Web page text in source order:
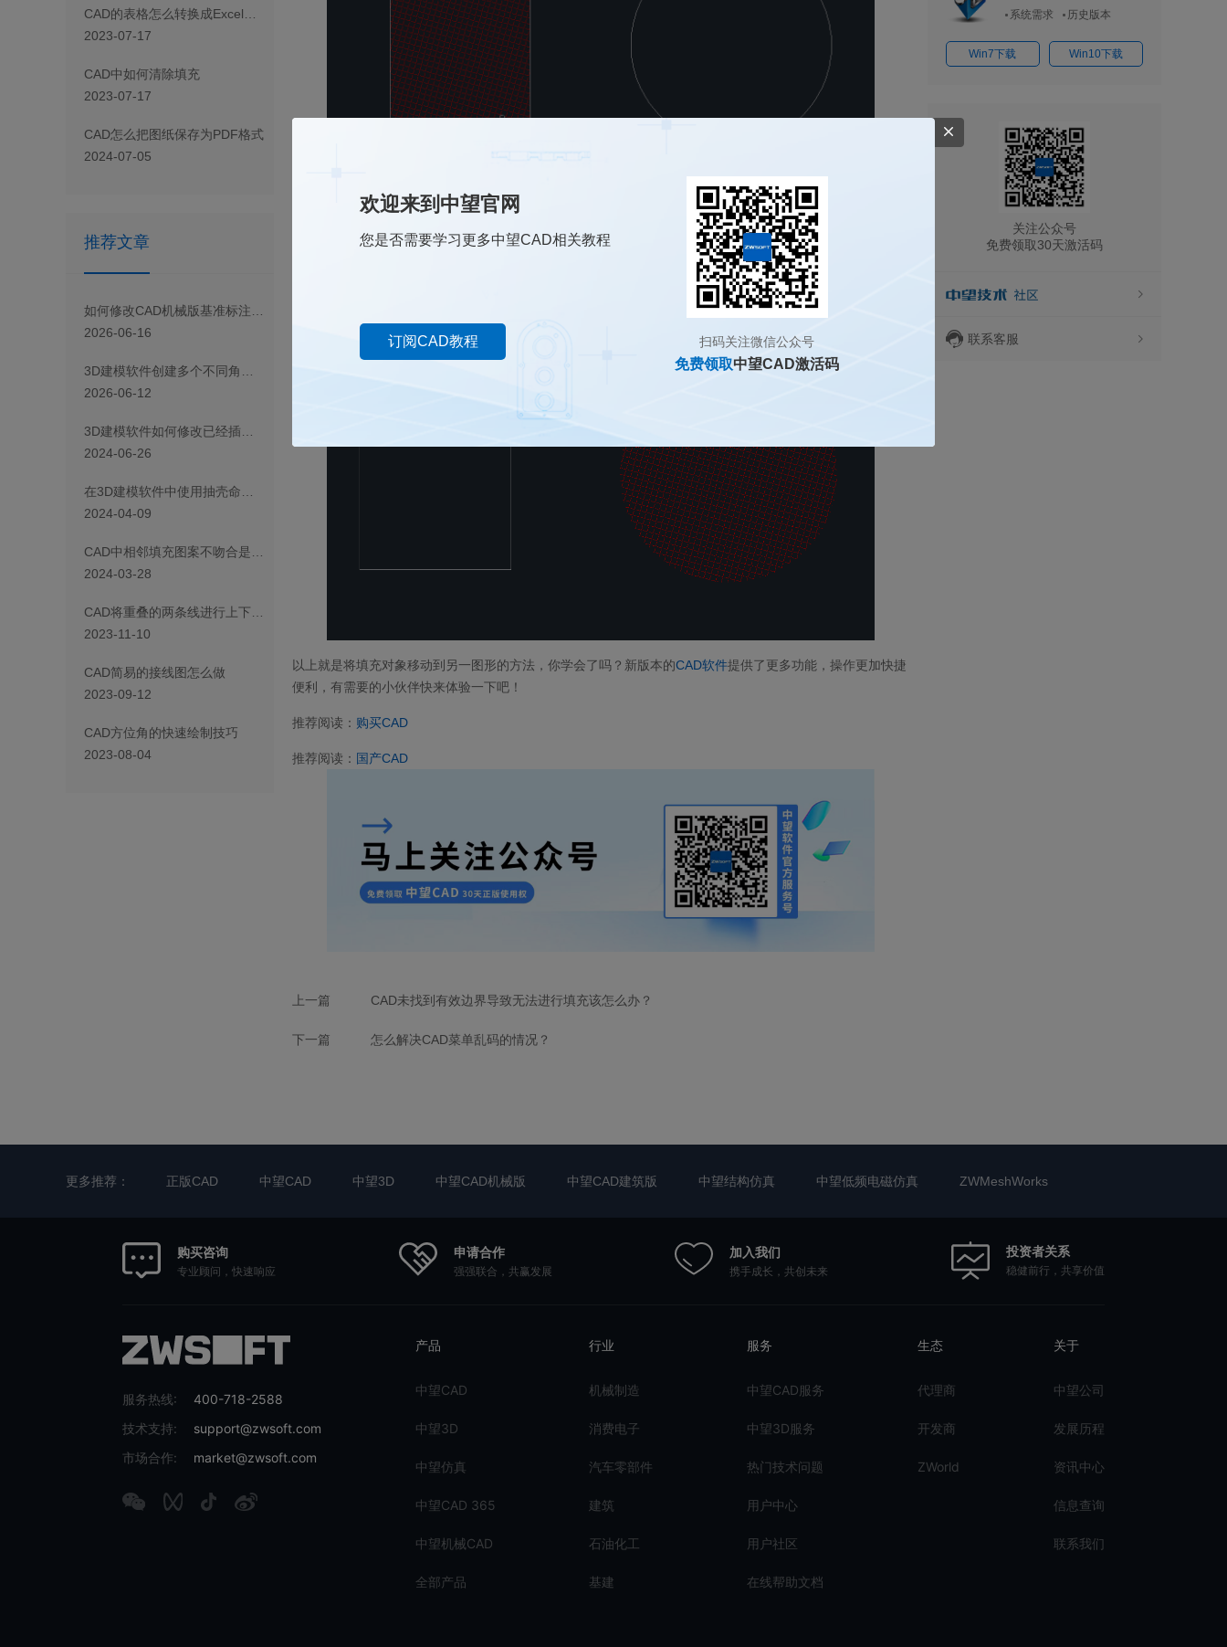
CAD 的表格怎么转换成Excel表格
2023-07-17
CAD 中如何清除填充
2023-07-17
CAD怎么把图纸保存为PDF格式
2024-07-05
推荐文章
如何修改CAD机械版基准标注的边框颜色？
2026-06-16
3D建模软件创建多个不同角度的剖面视图的方法
2026-06-12
3D建模软件如何修改已经插入重用库标准件的参数？
2024-06-26
在3D建模软件中使用抽壳命令失败是为什么？该怎么办？
2024-04-09
CAD中相邻填充图案不吻合是为什么？该怎么办？
2024-03-28
CAD将重叠的两条线进行上下顺序交换的技巧
2023-11-10
CAD简易的接线图怎么做
2023-09-12
CAD方位角的快速绘制技巧
2023-08-04
3.根据自身的需要，选择是否要将边界保留，如果要删除边界的，输入【Y】，回车；而如果需要保留边界，
以上就是将填充对象移动到另一图形的方法，你学会了吗？新版本的CAD软件提供了更多功能，操作更加快捷
便利，有需要的小伙伴快来体验一下吧！
推荐阅读： 购买CAD
推荐阅读： 国产CAD
上一篇 CAD未找到有效边界导致无法进行填充该怎么办？
下一篇 怎么解决CAD菜单乱码的情况？
系统需求 历史版本
Win7下载 Win10下载
关注公众号
免费领取30天激活码
联系客服
更多推荐： 正版CAD 中望CAD 中望3D 中望CAD机械版 中望CAD建筑版 中望结构仿真 中望低频电磁仿真 ZWMeshWorks
欢迎来到中望官网
您是否需要学习更多中望CAD相关教程
订阅CAD教程 扫码关注微信公众号
免费领取中望CAD激活码
购买咨询
专业顾问，快速响应
申请合作
强强联合，共赢发展
加入我们
携手成长，共创未来
投资者关系
稳健前行，共享价值
服务热线:
400-718-2588
技术支持:
support@zwsoft.com
市场合作:
market@zwsoft.com
产品
中望CAD
中望3D
中望仿真
中望CAD 365
中望机械CAD
全部产品
行业
机械制造
消费电子
汽车零部件
建筑
石油化工
基建
服务
中望CAD服务
中望3D服务
热门技术问题
用户中心
用户社区
在线帮助文档
生态
代理商
开发商
ZWorld
关于
中望公司
发展历程
资讯中心
信息查询
联系我们